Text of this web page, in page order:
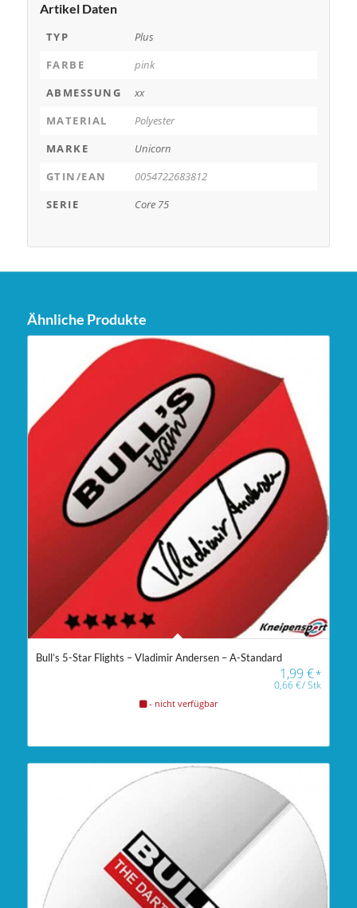
Artikel Daten
TYP
Plus
FARBE
pink
ABMESSUNG
xx
MATERIAL
Polyester
MARKE
Unicorn
GTIN/EAN
0054722683812
SERIE
Core 75
Ähnliche Produkte
Bull’s 5-Star Flights – Vladimir Andersen – A-Standard
1,99€*
0,66€/Stk
- nicht verfügbar